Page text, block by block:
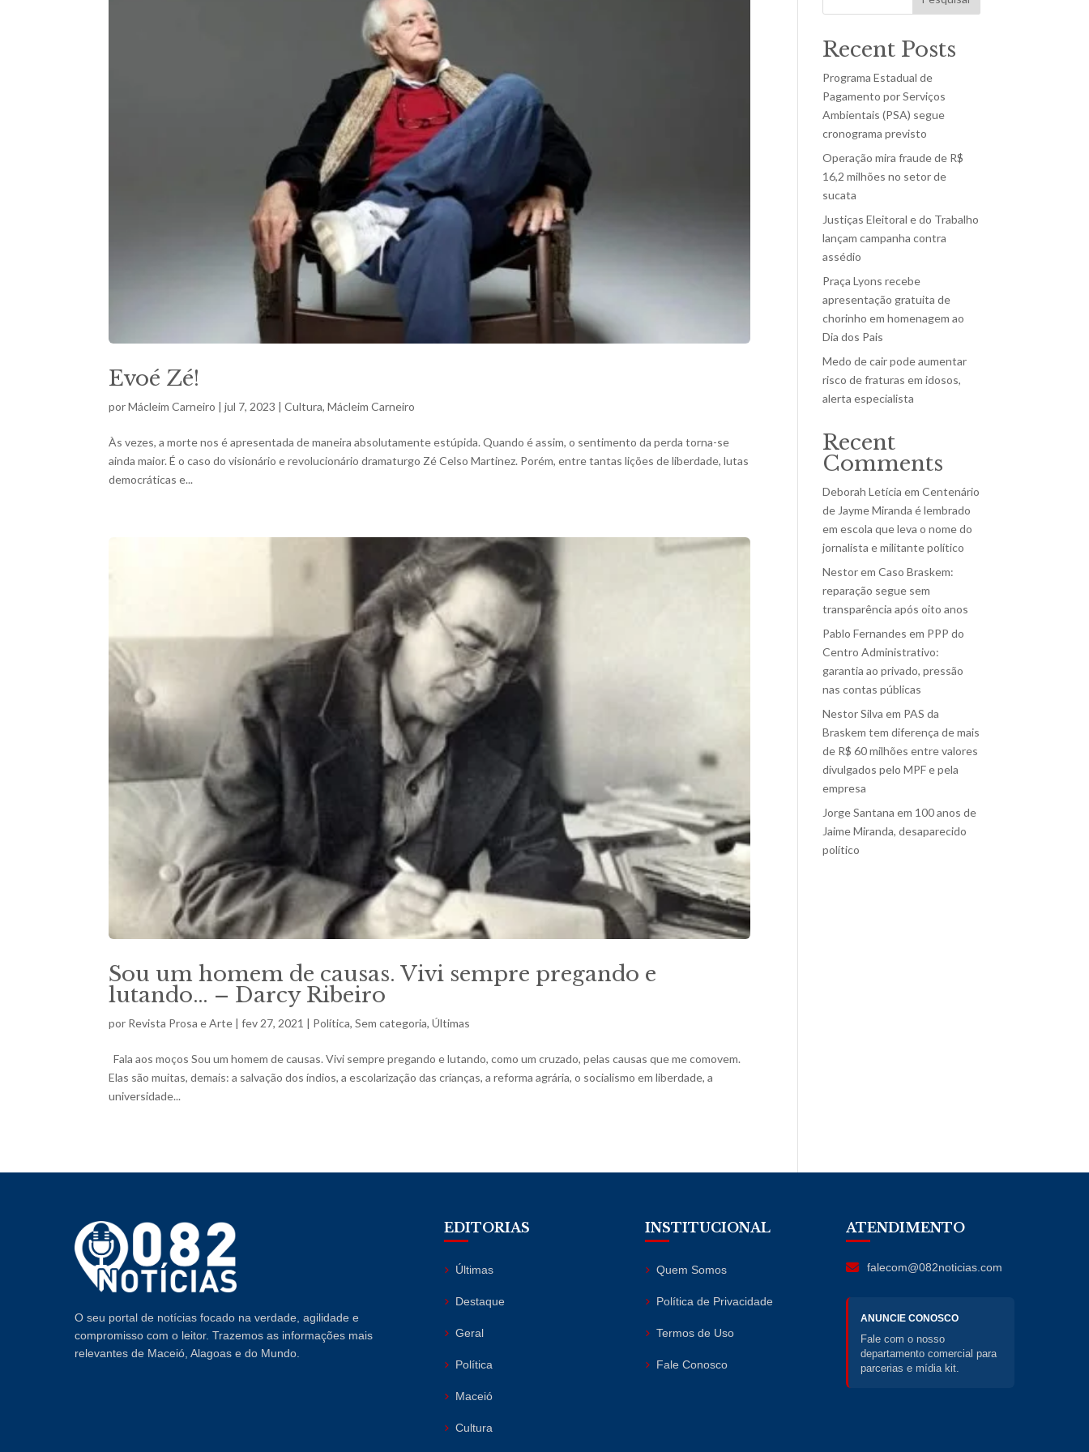
Evoé Zé!
porMácleim Carneiro |jul 7, 2023 |Cultura,Mácleim Carneiro
Às vezes, a morte nos é apresentada de maneira absolutamente estúpida. Quando é assim, o sentimento da perda torna-se
ainda maior. É o caso do visionário e revolucionário dramaturgo Zé Celso Martinez. Porém, entre tantas lições de liberdade, lutas
democráticas e...
Sou um homem de causas. Vivi sempre pregando e
lutando… – Darcy Ribeiro
por Revista Prosa e Arte |fev 27, 2021 | Política,Sem categoria,Últimas
Fala aos moços Sou um homem de causas. Vivi sempre pregando e lutando, como um cruzado, pelas causas que me comovem.
Elas são muitas, demais: a salvação dos índios, a escolarização das crianças, a reforma agrária, o socialismo em liberdade, a
universidade...
Recent Posts
Programa Estadual de
Pagamento por Serviços
Ambientais (PSA) segue
cronograma previsto
Operação mira fraude de R$
16,2 milhões no setor de
sucata
Justiças Eleitoral e do Trabalho
lançam campanha contra
assédio
Praça Lyons recebe
apresentação gratuita de
chorinho em homenagem ao
Dia dos Pais
Medo de cair pode aumentar
risco de fraturas em idosos,
alerta especialista
Recent
Comments
Deborah Letícia emCentenário
de Jayme Miranda é lembrado
em escola que leva o nome do
jornalista e militante político
NestoremCaso Braskem:
reparação segue sem
transparência após oito anos
Pablo Fernandes em PPP do
Centro Administrativo:
garantia ao privado, pressão
nas contas públicas
Nestor Silva em PAS da
Braskem tem diferença de mais
de R$ 60 milhões entre valores
divulgados pelo MPF e pela
empresa
Jorge Santana em 100 anos de
Jaime Miranda, desaparecido
político
O seu portal de notícias focado na verdade, agilidade e
compromisso com o leitor. Trazemos as informações mais
relevantes de Maceió, Alagoas e do Mundo.
EDITORIAS
Últimas
Destaque
Geral
Política
Maceió
Cultura
INSTITUCIONAL
Quem Somos
Política de Privacidade
Termos de Uso
Fale Conosco
ATENDIMENTO
falecom@082noticias.com
ANUNCIE CONOSCO
Fale com o nosso
departamento comercial para
parcerias e mídia kit.